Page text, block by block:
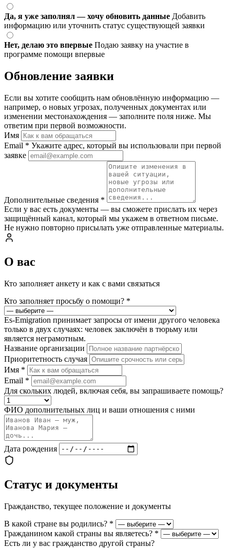
Да, я уже заполнял — хочу обновить данные Добавить
информацию или уточнить статус существующей заявки
Нет, делаю это впервые Подаю заявку на участие в
программе помощи впервые
Обновление заявки
Если вы хотите сообщить нам обновлённую информацию —
например, о новых угрозах, полученных документах или
изменении местонахождения — заполните поля ниже. Мы
ответим при первой возможности.
Имя
Email * Укажите адрес, который вы использовали при первой
заявке
Дополнительные сведения *
Если у вас есть документы — вы сможете прислать их через
защищённый канал, который мы укажем в ответном письме.
Не нужно повторно присылать уже отправленные материалы.
О вас
Кто заполняет анкету и как с вами связаться
Кто заполняет просьбу о помощи? *
Es-Emigration принимает запросы от имени другого человека
только в двух случаях: человек заключён в тюрьму или
является неграмотным.
Название организации
Приоритетность случая
Имя *
Email *
Для скольких людей, включая себя, вы запрашиваете помощь?
ФИО дополнительных лиц и ваши отношения с ними
Дата рождения
Статус и документы
Гражданство, текущее положение и документы
В какой стране вы родились? *
Гражданином какой страны вы являетесь? *
Есть ли у вас гражданство другой страны?